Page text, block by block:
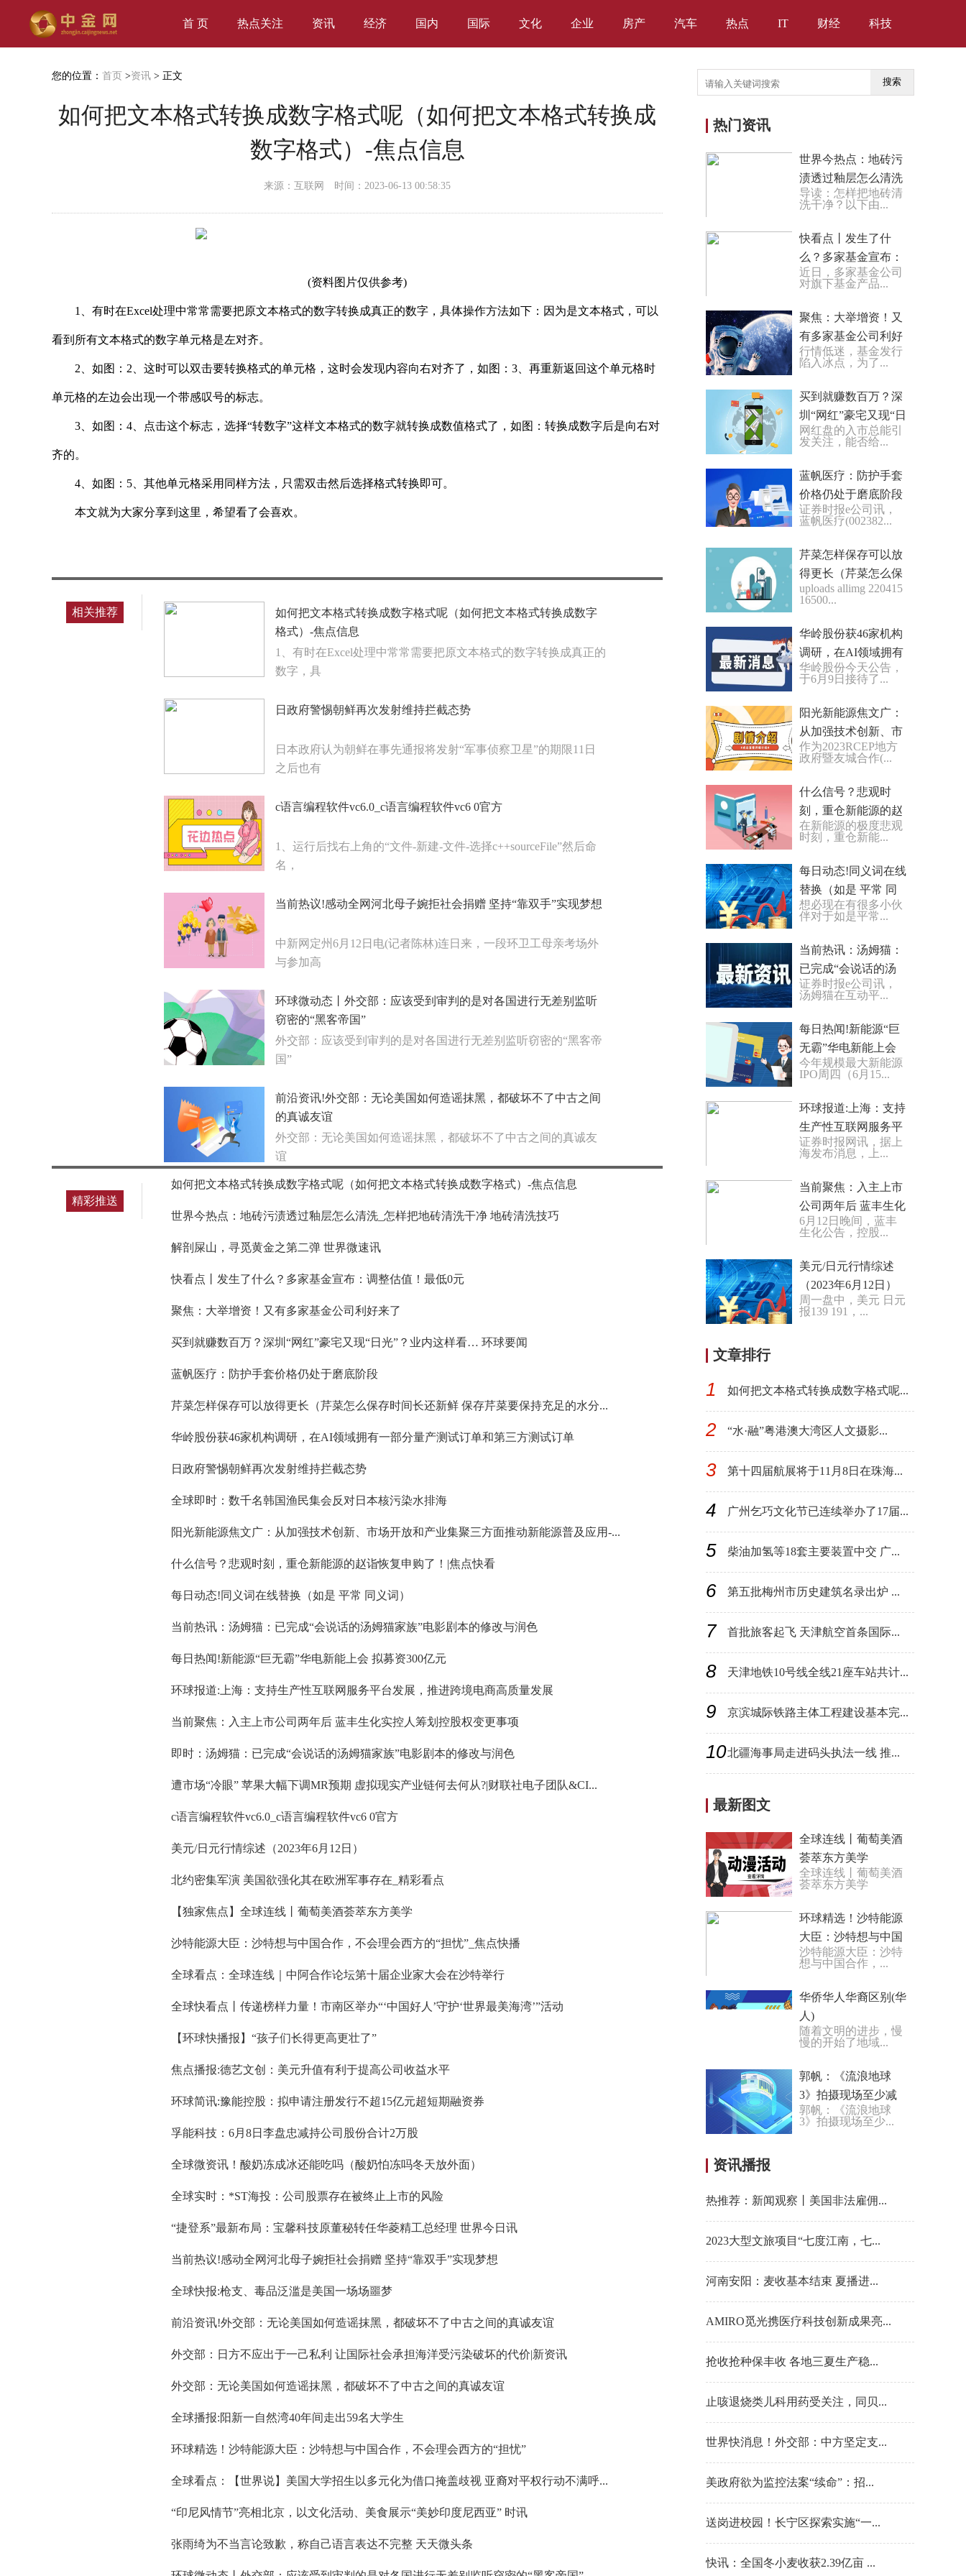
首 页 热点关注 资讯 经济 国内 国际 文化 企业 房产 汽车 热点 IT 财经 科技
您的位置： 首页 >资讯 > 正文
如何把文本格式转换成数字格式呢（如何把文本格式转换成
数字格式）-焦点信息
来源：互联网 时间：2023-06-13 00:58:35
(资料图片仅供参考)
1、有时在Excel处理中常常需要把原文本格式的数字转换成真正的数字，具体操作方法如下：因为是文本格式，可以
看到所有文本格式的数字单元格是左对齐。
2、如图：2、这时可以双击要转换格式的单元格，这时会发现内容向右对齐了，如图：3、再重新返回这个单元格时
单元格的左边会出现一个带感叹号的标志。
3、如图：4、点击这个标志，选择“转数字”这样文本格式的数字就转换成数值格式了，如图：转换成数字后是向右对
齐的。
4、如图：5、其他单元格采用同样方法，只需双击然后选择格式转换即可。
本文就为大家分享到这里，希望看了会喜欢。
相关推荐
如何把文本格式转换成数字格式呢（如何把文本格式转换成数字
格式）-焦点信息
1、有时在Excel处理中常常需要把原文本格式的数字转换成真正的
数字，具
日政府警惕朝鲜再次发射维持拦截态势
日本政府认为朝鲜在事先通报将发射“军事侦察卫星”的期限11日
之后也有
c语言编程软件vc6.0_c语言编程软件vc6 0官方
1、运行后找右上角的“文件-新建-文件-选择c++sourceFile”然后命
名，
当前热议!感动全网河北母子婉拒社会捐赠 坚持“靠双手”实现梦想
中新网定州6月12日电(记者陈林)连日来，一段环卫工母亲考场外
与参加高
环球微动态丨外交部：应该受到审判的是对各国进行无差别监听
窃密的“黑客帝国”
外交部：应该受到审判的是对各国进行无差别监听窃密的“黑客帝
国”
前沿资讯!外交部：无论美国如何造谣抹黑，都破坏不了中古之间
的真诚友谊
外交部：无论美国如何造谣抹黑，都破坏不了中古之间的真诚友
谊
精彩推送
如何把文本格式转换成数字格式呢（如何把文本格式转换成数字格式）-焦点信息
世界今热点：地砖污渍透过釉层怎么清洗_怎样把地砖清洗干净 地砖清洗技巧
解剖屎山，寻觅黄金之第二弹 世界微速讯
快看点丨发生了什么？多家基金宣布：调整估值！最低0元
聚焦：大举增资！又有多家基金公司利好来了
买到就赚数百万？深圳“网红”豪宅又现“日光”？业内这样看… 环球要闻
​蓝帆医疗：防护手套价格仍处于磨底阶段
芹菜怎样保存可以放得更长（芹菜怎么保存时间长还新鲜 保存芹菜要保持充足的水分...
华岭股份获46家机构调研，在AI领域拥有一部分量产测试订单和第三方测试订单
日政府警惕朝鲜再次发射维持拦截态势
全球即时：数千名韩国渔民集会反对日本核污染水排海
阳光新能源焦文广：从加强技术创新、市场开放和产业集聚三方面推动新能源普及应用-...
什么信号？悲观时刻，重仓新能源的赵诣恢复申购了！|焦点快看
每日动态!同义词在线替换（如是 平常 同义词）
当前热讯：汤姆猫：已完成“会说话的汤姆猫家族”电影剧本的修改与润色
每日热闻!新能源“巨无霸”华电新能上会 拟募资300亿元
环球报道:上海：支持生产性互联网服务平台发展，推进跨境电商高质量发展
当前聚焦：入主上市公司两年后 蓝丰生化实控人筹划控股权变更事项
即时：汤姆猫：已完成“会说话的汤姆猫家族”电影剧本的修改与润色
遭市场“冷眼” 苹果大幅下调MR预期 虚拟现实产业链何去何从?|财联社电子团队&CI...
c语言编程软件vc6.0_c语言编程软件vc6 0官方
美元/日元行情综述（2023年6月12日）
北约密集军演 美国欲强化其在欧洲军事存在_精彩看点
【独家焦点】全球连线丨葡萄美酒荟萃东方美学
沙特能源大臣：沙特想与中国合作，不会理会西方的“担忧”_焦点快播
全球看点：全球连线｜中阿合作论坛第十届企业家大会在沙特举行
全球快看点丨传递榜样力量！市南区举办“‘中国好人’守护‘世界最美海湾’”活动
【环球快播报】“孩子们长得更高更壮了”
焦点播报:德艺文创：美元升值有利于提高公司收益水平
环球简讯:豫能控股：拟申请注册发行不超15亿元超短期融资券
孚能科技：6月8日李盘忠减持公司股份合计2万股
全球微资讯！酸奶冻成冰还能吃吗（酸奶怕冻吗冬天放外面）
全球实时：*ST海投：公司股票存在被终止上市的风险
“捷登系”最新布局：宝馨科技原董秘转任华菱精工总经理 世界今日讯
当前热议!感动全网河北母子婉拒社会捐赠 坚持“靠双手”实现梦想
全球快报:枪支、毒品泛滥是美国一场场噩梦
前沿资讯!外交部：无论美国如何造谣抹黑，都破坏不了中古之间的真诚友谊
外交部：日方不应出于一己私利 让国际社会承担海洋受污染破坏的代价|新资讯
外交部：无论美国如何造谣抹黑，都破坏不了中古之间的真诚友谊
全球播报:阳新一自然湾40年间走出59名大学生
环球精选！沙特能源大臣：沙特想与中国合作，不会理会西方的“担忧”
全球看点：【世界说】美国大学招生以多元化为借口掩盖歧视 亚裔对平权行动不满呼...
“印尼风情节”亮相北京，以文化活动、美食展示“美妙印度尼西亚” 时讯
张雨绮为不当言论致歉，称自己语言表达不完整 天天微头条
搜索
热门资讯
世界今热点：地砖污
渍透过釉层怎么清洗
_怎样把地砖清洗干
导读：怎样把地砖清
洗干净？以下由...
快看点丨发生了什
么？多家基金宣布：
调整估值！最低0元
近日，多家基金公司
对旗下基金产品...
聚焦：大举增资！又
有多家基金公司利好
来了
行情低迷，基金发行
陷入冰点，为了...
买到就赚数百万？深
圳“网红”豪宅又现“日
光”？业内这样看…
网红盘的入市总能引
发关注，能否给...
​蓝帆医疗：防护手套
价格仍处于磨底阶段
证券时报e公司讯，
蓝帆医疗(002382...
芹菜怎样保存可以放
得更长（芹菜怎么保
存时间长还新鲜 保存
分...
uploads allimg 220415
16500...
华岭股份获46家机构
调研，在AI领域拥有
一部分量产测试订单
华岭股份今天公告，
于6月9日接待了...
阳光新能源焦文广：
从加强技术创新、市
场开放和产业集聚三
应用-...
作为2023RCEP地方
政府暨友城合作(...
什么信号？悲观时
刻，重仓新能源的赵
诣恢复申购了！|焦点
在新能源的极度悲观
时刻，重仓新能...
每日动态!同义词在线
替换（如是 平常 同
义词）
想必现在有很多小伙
伴对于如是平常...
当前热讯：汤姆猫：
已完成“会说话的汤
姆猫家族”电影剧本
证券时报e公司讯，
汤姆猫在互动平...
每日热闻!新能源“巨
无霸”华电新能上会
拟募资300亿元
今年规模最大新能源
IPO周四（6月15...
环球报道:上海：支持
生产性互联网服务平
台发展，推进跨境电
证券时报网讯，据上
海发布消息，上...
当前聚焦：入主上市
公司两年后 蓝丰生化
实控人筹划控股权变
6月12日晚间，蓝丰
生化公告，控股...
美元/日元行情综述
（2023年6月12日）
周一盘中，美元 日元
报139 191，...
文章排行
1 如何把文本格式转换成数字格式呢...
2 “水·融”粤港澳大湾区人文摄影...
3 第十四届航展将于11月8日在珠海...
4 广州乞巧文化节已连续举办了17届...
5 柴油加氢等18套主要装置中交 广...
6 第五批梅州市历史建筑名录出炉 ...
7 首批旅客起飞 天津航空首条国际...
8 天津地铁10号线全线21座车站共计...
9 京滨城际铁路主体工程建设基本完...
10北疆海事局走进码头执法一线 推...
最新图文
全球连线丨葡萄美酒
荟萃东方美学
全球连线丨葡萄美酒
荟萃东方美学
环球精选！沙特能源
大臣：沙特想与中国
合作，不会理会西方
沙特能源大臣：沙特
想与中国合作，...
华侨华人华裔区别(华
人)
随着文明的进步，慢
慢的开始了地域...
郭帆：《流浪地球
3》拍摄现场至少减
少一半人 AI将是弯道
郭帆：《流浪地球
3》拍摄现场至少...
资讯播报
热推荐：新闻观察丨美国非法雇佣...
2023大型文旅项目“七度江南，七...
河南安阳：麦收基本结束 夏播进...
AMIRO觅光携医疗科技创新成果亮...
抢收抢种保丰收 各地三夏生产稳...
止咳退烧类儿科用药受关注，同贝...
世界快消息！外交部：中方坚定支...
美政府欲为监控法案“续命”：招...
送岗进校园！长宁区探索实施“一...
快讯：全国冬小麦收获2.39亿亩 ...